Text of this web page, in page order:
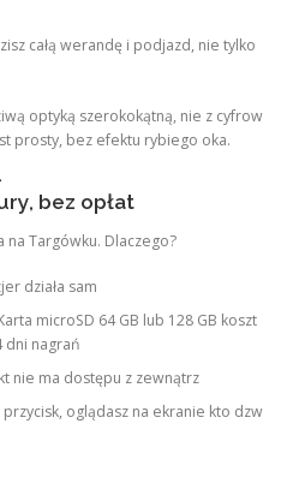
całą werandę i podjazd, nie tylko
optyką szerokokątną, nie z cyfrow
prosty, bez efektu rybiego oka.
bez opłat
Targówku. Dlaczego?
działa sam
microSD 64 GB lub 128 GB koszt
dni nagrań
nie ma dostępu z zewnątrz
przycisk, oglądasz na ekranie kto dzw